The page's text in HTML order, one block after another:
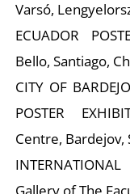
Varsó,
ECUADOR
Bello, Santiago,
CITY OF
POSTER
Centre, Bardejov,
Gallery of The